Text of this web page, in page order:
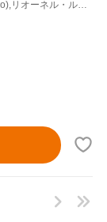
エリザベス・シェパード(key、vo),リオーネル・ルエケ(g、vo),ロス・マッキンタイアー(b),スコット・ケンプ(b),ラーネル・ルイス(ds),Roman Tome(ds),Joshua Van Tassel(ds),コリン・キングスモア(ds、perc)